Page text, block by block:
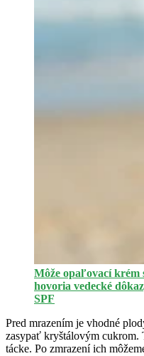
Môže opaľovací krém
hovoria vedecké
SPF
Pred mrazením je vhodné
zasypať kryštálovým cukrom.
tácke. Po zmrazení ich